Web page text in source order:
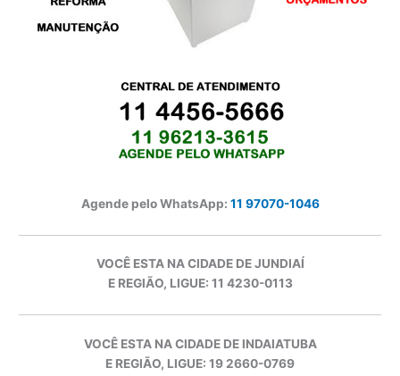
Agende pelo WhatsApp: 11 97070-1046
VOCÊ ESTA NA CIDADE DE JUNDIAÍ
E REGIÃO, LIGUE: 11 4230-0113
VOCÊ ESTA NA CIDADE DE INDAIATUBA
E REGIÃO, LIGUE: 19 2660-0769